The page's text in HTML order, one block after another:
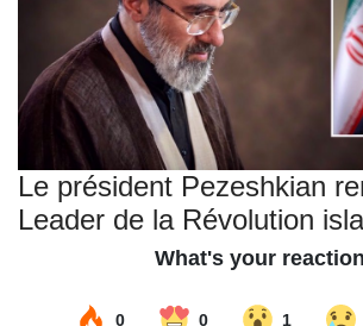
Le président Pezeshkian
Leader de la Révolution